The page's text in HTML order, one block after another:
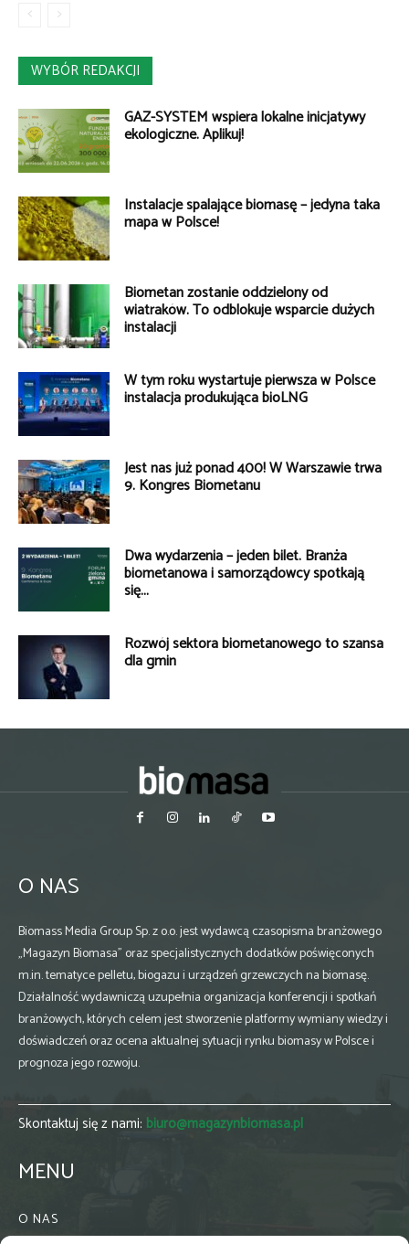
WYBÓR REDAKCJI
GAZ-SYSTEM wspiera lokalne inicjatywy
ekologiczne. Aplikuj!
Instalacje spalające biomasę – jedyna taka
mapa w Polsce!
Biometan zostanie oddzielony od
wiatraków. To odblokuje wsparcie dużych
instalacji
W tym roku wystartuje pierwsza w Polsce
instalacja produkująca bioLNG
Jest nas już ponad 400! W Warszawie trwa
9. Kongres Biometanu
Dwa wydarzenia – jeden bilet. Branża
biometanowa i samorządowcy spotkają
się...
Rozwój sektora biometanowego to szansa
dla gmin
O NAS
Biomass Media Group Sp. z o.o. jest wydawcą czasopisma branżowego
„Magazyn Biomasa” oraz specjalistycznych dodatków poświęconych
m.in. tematyce pelletu, biogazu i urządzeń grzewczych na biomasę.
Działalność wydawniczą uzupełnia organizacja konferencji i spotkań
branżowych, których celem jest stworzenie platformy wymiany wiedzy i
doświadczeń oraz ocena aktualnej sytuacji rynku biomasy w Polsce i
prognoza jego rozwoju.
Skontaktuj się z nami: biuro@magazynbiomasa.pl
MENU
O NAS